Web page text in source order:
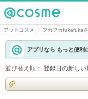
@cosme
アットコスメ フカフカfukafuka
アプリなら もっと便利
並び替え順： 登録日の新しい